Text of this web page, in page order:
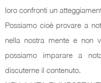
loro confronti un
Possiamo cioè provare a
nella nostra mente e non
possiamo imparare a
discuterne il contenuto.